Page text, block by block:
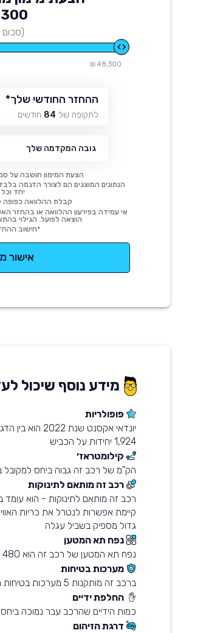
₪
(סכום
48,300 ₪
ההחזר החודשי שלך*
לתקופה של 84 חודשים
גובה המקדמה שלך
הצעת המימון חושבה על
הנתונים המוצגים הם לצורך הדגמה בלבד
יחד
קבלת ההלוואה כפופה
אי עמידה בפירעון ההלוואה או בהחזר
הוצאה לפועל. הגילוי בהתאם
*חישוב
אישור
מידע נוסף שיכול
פופולריות
יונדאי אקסנט
1,924 יחידות על הכביש
קילומטראז׳
הק"מ של רכב זה גבוה ביחס למקובל
רכב זה מותאם לתינוקות
גדול מספיק בשביל עגלה
נפח תא המטען
נפח תא המטען של רכב זה הוא 480 ליטר - מעל הממוצע בשוק
מערכות בטיחות
ברכב זה מותקנות 5 מערכות בטיחות מתקדמות
החלפת ידיים
כמות הידיים שהרכב עבר נמוכה
דרגת הזיהום